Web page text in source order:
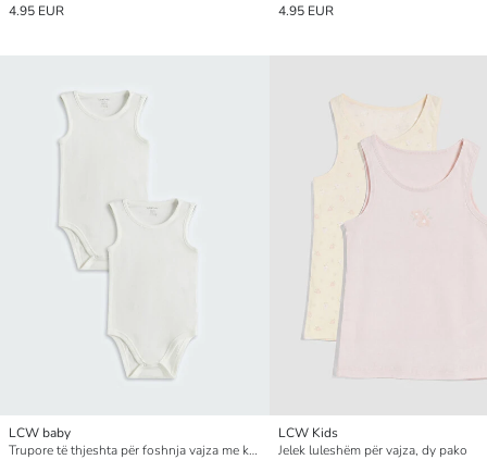
4.95 EUR
4.95 EUR
LCW baby
Trupore të thjeshta për foshnja vajza me kopsa, 2 copë
LCW Kids
Jelek luleshëm për vajza, dy pako